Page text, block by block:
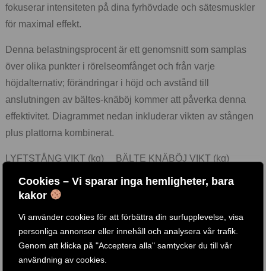
Cookies – Vi sparar inga hemligheter, bara
kakor
Vi använder cookies för att förbättra din surfupplevelse, visa
personliga annonser eller innehåll och analysera vår trafik.
Genom att klicka på "Acceptera alla" samtycker du till vår
användning av cookies.
fokuserar intensiteten på dina fyrhövdade och sätesmuskler
för maximal effekt.
Denna belastningsprocent är ett genomsnitt som samplas
över olika punkter i rörelseomfånget och från varje
höjdalternativ; förändringar i höjd och avstånd till
anslutningen av bältes-knäböj kommer att påverka denna
effektivitet. Diagrammet nedan inkluderar vikten av stången
plus plattorna kombinerat.
LYFTSTÅNG VIKT (kg) BÄLTE KNÄBÖJ VIKT (kg)
45 kg 32 kg
90 kg 63 kg
Omfamna framtiden för hemmagymträning med vårt IM2000
bältes-knäböjtillbehör. Det är mer än ett tillbehör; det är ditt